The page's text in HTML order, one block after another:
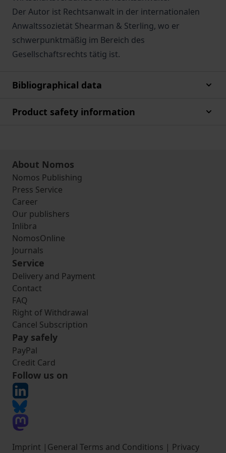
Der Autor ist Rechtsanwalt in der internationalen
Anwaltssozietät Shearman & Sterling, wo er
schwerpunktmäßig im Bereich des
Gesellschaftsrechts tätig ist.
Bibliographical data
Product safety information
About Nomos
Nomos Publishing
Press Service
Career
Our publishers
Inlibra
NomosOnline
Journals
Service
Delivery and Payment
Contact
FAQ
Right of Withdrawal
Cancel Subscription
Pay safely
PayPal
Credit Card
Follow us on
Imprint | General Terms and Conditions | Privacy